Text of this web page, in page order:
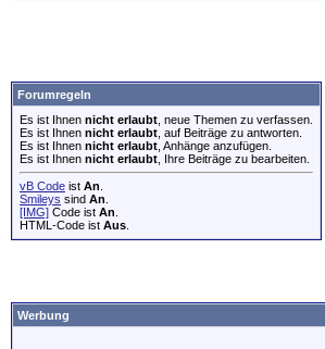
Forumregeln
Es ist Ihnen nicht erlaubt , neue Themen zu verfassen.
Es ist Ihnen nicht erlaubt , auf Beiträge zu antworten.
Es ist Ihnen nicht erlaubt , Anhänge anzufügen.
Es ist Ihnen nicht erlaubt , Ihre Beiträge zu bearbeiten.
vB Code ist An
Smileys sind An
[IMG] Code ist An
HTML-Code ist Aus
Werbung